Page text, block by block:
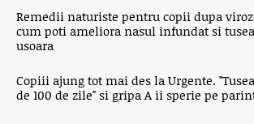
Remedii naturiste pentru copii dupa
cum poti ameliora nasul infundat si tusea
usoara
Copiii ajung tot mai des la Urgente. "Tusea
de 100 de zile" si gripa A ii sperie pe